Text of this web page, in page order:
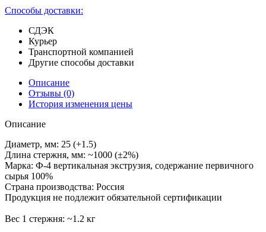
Способы доставки:
СДЭК
Курьер
Транспортной компанией
Другие способы доставки
Описание
Отзывы (0)
История изменения цены
Описание
Диаметр, мм: 25 (+1.5)
Длина стержня, мм: ~1000 (±2%)
Марка: Ф-4 вертикальная экструзия, содержание первичного
сырья 100%
Страна производства: Россия
Продукция не подлежит обязательной сертификации
Вес 1 стержня: ~1.2 кг